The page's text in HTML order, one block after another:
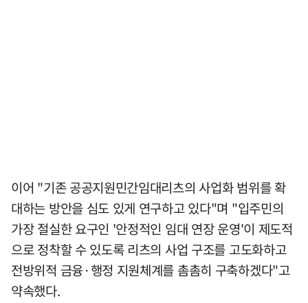
이어 "기존 공공지원민간임대리츠의 사업화 범위를 확
대하는 방안을 심도 있게 연구하고 있다"며 "입주민의
가장 절실한 요구인 '안정적인 임대 연장 운영'이 제도적
으로 정착할 수 있도록 리츠의 사업 구조를 고도화하고
전방위적 금융·행정 지원체계를 촘촘히 구축하겠다"고
약속했다.